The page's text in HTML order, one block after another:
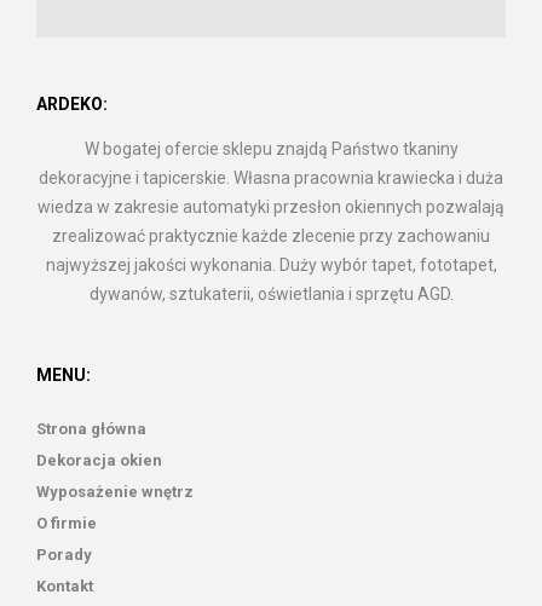
ARDEKO:
W bogatej ofercie sklepu znajdą Państwo tkaniny
dekoracyjne i tapicerskie. Własna pracownia krawiecka i duża
wiedza w zakresie automatyki przesłon okiennych pozwalają
zrealizować praktycznie każde zlecenie przy zachowaniu
najwyższej jakości wykonania. Duży wybór tapet, fototapet,
dywanów, sztukaterii, oświetlania i sprzętu AGD.
MENU:
Strona główna
Dekoracja okien
Wyposażenie wnętrz
O firmie
Porady
Kontakt